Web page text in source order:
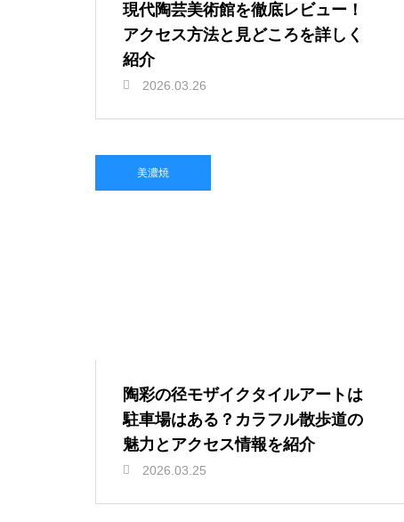
現代陶芸美術館を徹底レビュー！
アクセス方法と見どころを詳しく
紹介
2026.03.26
美濃焼
陶彩の径モザイクタイルアートは
駐車場はある？カラフル散歩道の
魅力とアクセス情報を紹介
2026.03.25